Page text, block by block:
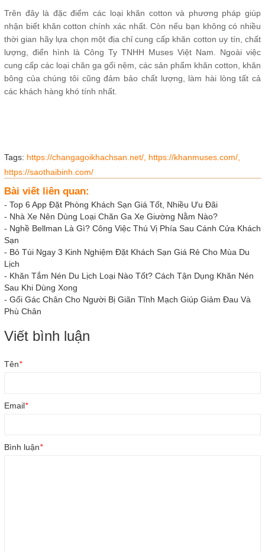
Trên đây là đặc điểm các loại khăn cotton và phương pháp giúp
nhận biết khăn cotton chính xác nhất. Còn nếu bạn không có nhiều
thời gian hãy lựa chọn một địa chỉ cung cấp khăn cotton uy tín, chất
lượng, điển hình là Công Ty TNHH Muses Việt Nam. Ngoài việc
cung cấp các loại chăn ga gối nệm, các sản phẩm khăn cotton, khăn
bông của chúng tôi cũng đảm bảo chất lượng, làm hài lòng tất cả
các khách hàng khó tính nhất.
Tags: https://changagoikhachsan.net/, https://khanmuses.com/,
https://saothaibinh.com/
Bài viết liên quan:
- Top 6 App Đặt Phòng Khách Sạn Giá Tốt, Nhiều Ưu Đãi
- Nhà Xe Nên Dùng Loại Chăn Ga Xe Giường Nằm Nào?
- Nghề Bellman Là Gì? Công Việc Thú Vị Phía Sau Cánh Cửa Khách
Sạn
- Bỏ Túi Ngay 3 Kinh Nghiệm Đặt Khách Sạn Giá Rẻ Cho Mùa Du
Lịch
- Khăn Tắm Nén Du Lịch Loại Nào Tốt? Cách Tận Dụng Khăn Nén
Sau Khi Dùng Xong
- Gối Gác Chân Cho Người Bị Giãn Tĩnh Mạch Giúp Giảm Đau Và
Phù Chân
Viết bình luận
Tên*
Email*
Bình luận*